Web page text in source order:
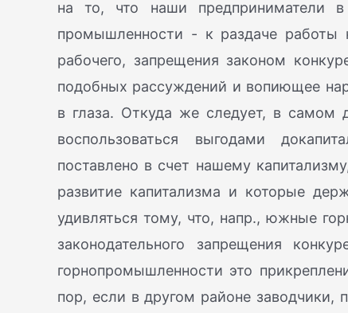
на то, что наши предприниматели
промышленности - к раздаче работы
рабочего, запрещения законом
подобных рассуждений и вопиющее
в глаза. Откуда же следует, в самом
воспользоваться выгодами
поставлено в счет нашему
развитие капитализма и которые
удивляться тому, что, напр., южные
законодательного запрещения
горнопромышленности это
пор, если в другом районе